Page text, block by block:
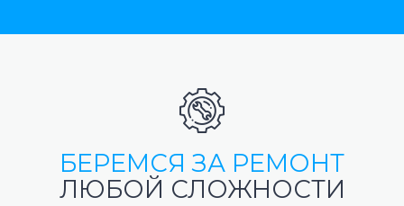
БЕРЕМСЯ ЗА РЕМОНТ
ЛЮБОЙ СЛОЖНОСТИ